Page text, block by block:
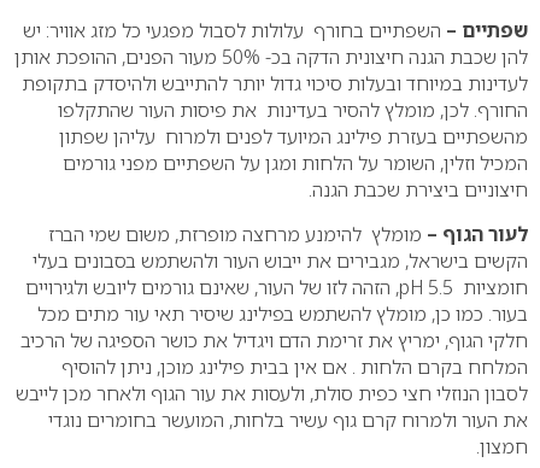
שפתיים – השפתיים בחורף עלולות לסבול מפגעי כל מזג אוויר: יש
להן שכבת הגנה חיצונית הדקה בכ- 50% מעור הפנים, ההופכת אותן
לעדינות במיוחד ובעלות סיכוי גדול יותר להתייבש ולהיסדק בתקופת
החורף. לכן, מומלץ להסיר בעדינות את פיסות העור שהתקלפו
מהשפתיים בעזרת פילינג המיועד לפנים ולמרוח עליהן שפתון
המכיל וזלין, השומר על הלחות ומגן על השפתיים מפני גורמים
חיצוניים ביצירת שכבת הגנה.
לעור הגוף – מומלץ להימנע מרחצה מופרזת, משום שמי הברז
הקשים בישראל, מגבירים את ייבוש העור ולהשתמש בסבונים בעלי
חומציות pH 5.5, הזהה לזו של העור, שאינם גורמים ליובש ולגירויים
בעור. כמו כן, מומלץ להשתמש בפילינג שיסיר תאי עור מתים מכל
חלקי הגוף, ימריץ את זרימת הדם ויגדיל את כושר הספיגה של הרכיב
המלחח בקרם הלחות . אם אין בבית פילינג מוכן, ניתן להוסיף
לסבון הנוזלי חצי כפית סולת, ולעסות את עור הגוף ולאחר מכן לייבש
את העור ולמרוח קרם גוף עשיר בלחות, המועשר בחומרים נוגדי
חמצון.